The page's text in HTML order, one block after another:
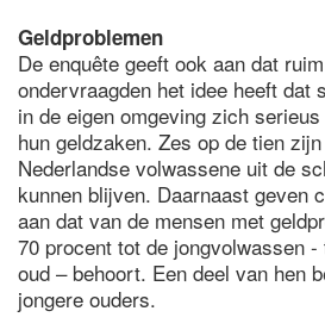
Geldproblemen
De enquête geeft ook aan dat
ondervraagden het idee heeft dat
in de eigen omgeving zich
hun geldzaken. Zes op de tien
Nederlandse volwassene uit de
kunnen blijven. Daarnaast geven
aan dat van de mensen met
70 procent tot de jongvolwassen
oud – behoort. Een deel van hen
jongere ouders.